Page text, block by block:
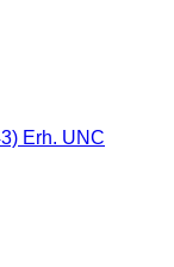
Erh. UNC